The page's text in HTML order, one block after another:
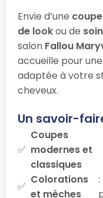
Envie d’une
de lookou de
salon Fallou
accueille pour
adaptée à votre
cheveux.
Un savoir-
Coupes
modernes et
classiques
Colorations
et mèches